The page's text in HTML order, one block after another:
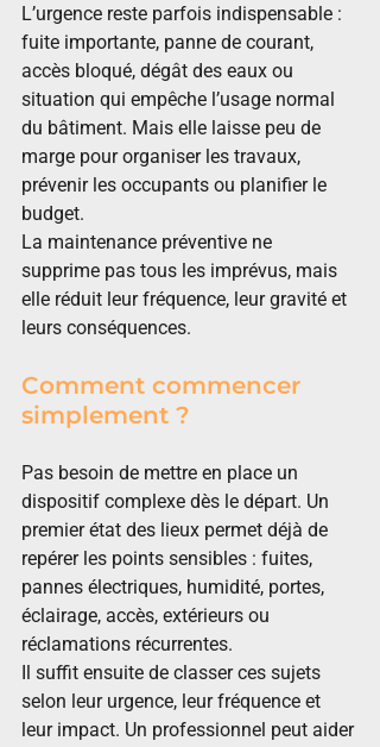
L’urgence reste parfois indispensable :
fuite importante, panne de courant,
accès bloqué, dégât des eaux ou
situation qui empêche l’usage normal
du bâtiment. Mais elle laisse peu de
marge pour organiser les travaux,
prévenir les occupants ou planifier le
budget.
La maintenance préventive ne
supprime pas tous les imprévus, mais
elle réduit leur fréquence, leur gravité et
leurs conséquences.
Comment commencer
simplement ?
Pas besoin de mettre en place un
dispositif complexe dès le départ. Un
premier état des lieux permet déjà de
repérer les points sensibles : fuites,
pannes électriques, humidité, portes,
éclairage, accès, extérieurs ou
réclamations récurrentes.
Il suffit ensuite de classer ces sujets
selon leur urgence, leur fréquence et
leur impact. Un professionnel peut aider